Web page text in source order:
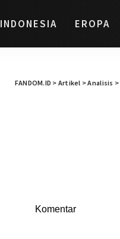
INDONESIA EROPA
FANDOM.ID > Artikel >Analisis >
Komentar